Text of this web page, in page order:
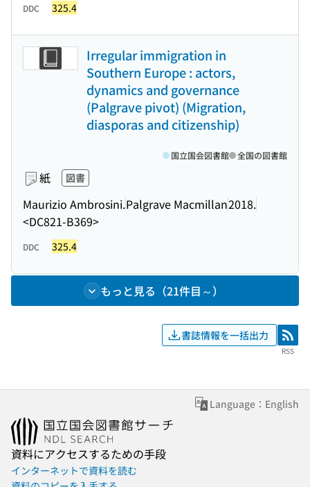
DDC 325.4
Irregular immigration in
Southern Europe : actors,
dynamics and governance
(Palgrave pivot) (Migration,
diasporas and citizenship)
紙 図書
Maurizio Ambrosini.Palgrave Macmillan2018.
<DC821-B369>
国立国会図書館 全国の図書館
DDC 325.4
もっと見る（21件目～）
書誌情報を一括出力 RSS
RSS
Language：English
資料にアクセスするための手段
インターネットで資料を読む